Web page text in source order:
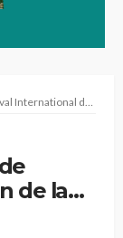
: Une Célébration de la Culture et de la Gastronomie Tunisiennes
de la